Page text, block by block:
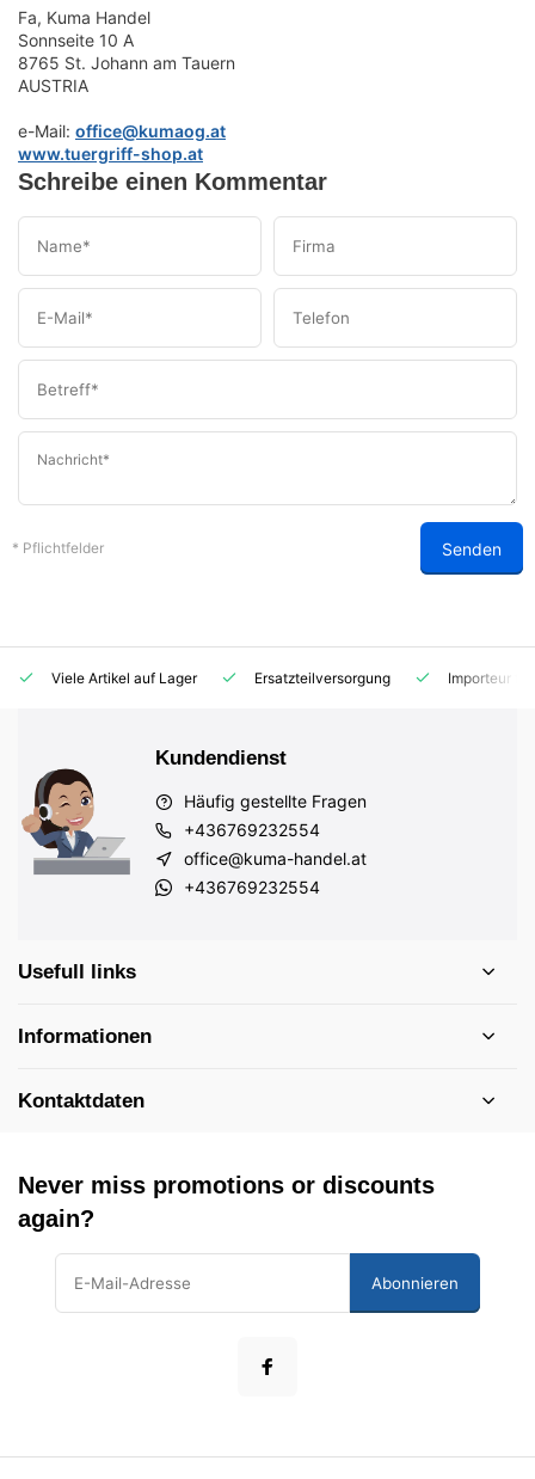
Fa, Kuma Handel
Sonnseite 10 A
8765 St. Johann am Tauern
AUSTRIA
e-Mail: office@kumaog.at
www.tuergriff-shop.at
Schreibe einen Kommentar
* Pflichtfelder Senden
Viele Artikel auf Lager Ersatzteilversorgung Importeur
Kundendienst
Häufig gestellte Fragen
+436769232554
office@kuma-handel.at
+436769232554
Usefull links
Informationen
Kontaktdaten
Never miss promotions or discounts
again?
Abonnieren